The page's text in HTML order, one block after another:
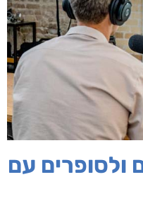
ולסופרים עם